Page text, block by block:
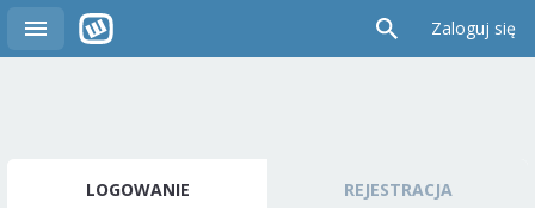
Zaloguj się
LOGOWANIE REJESTRACJA